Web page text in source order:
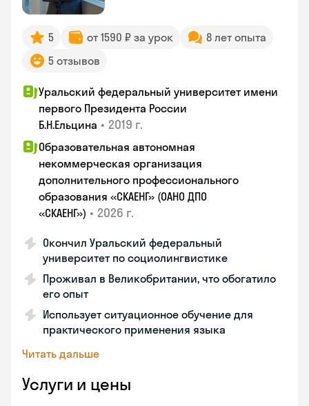
5 от 1590 ₽ за урок
8 лет опыта
5 отзывов
Уральский федеральный университет имени
первого Президента России
Б.Н.Ельцина • 2019 г.
Образовательная автономная
некоммерческая организация
дополнительного профессионального
образования «СКАЕНГ» (ОАНО ДПО
«СКАЕНГ») • 2026 г.
Окончил Уральский федеральный
университет по социолингвистике
Проживал в Великобритании, что обогатило
его опыт
Использует ситуационное обучение для
практического применения языка
Читать дальше
Услуги и цены